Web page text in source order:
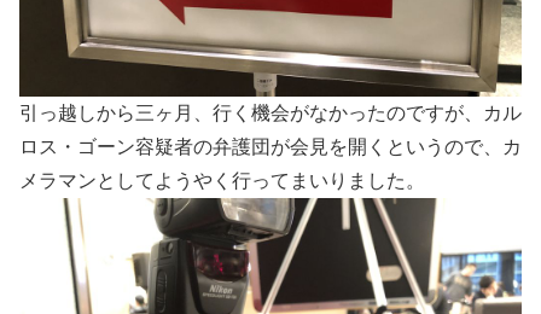
引っ越しから三ヶ月、行く機会がなかったのですが、カル
ロス・ゴーン容疑者の弁護団が会見を開くというので、カ
メラマンとしてようやく行ってまいりました。